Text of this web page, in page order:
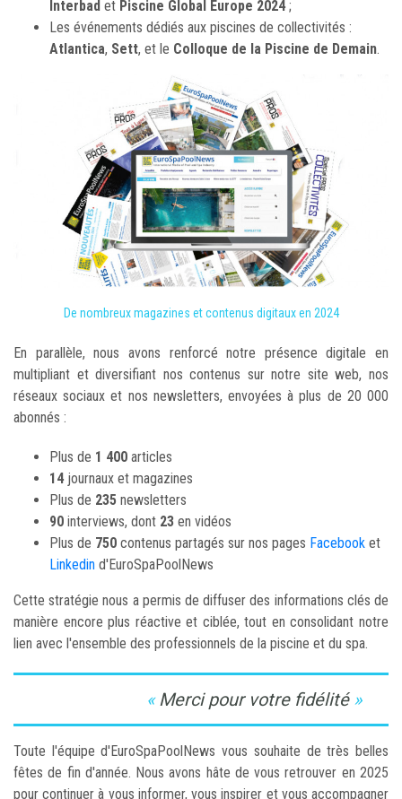
Interbad et Piscine Global Europe 2024;
Les événements dédiés aux piscines de collectivités :
Atlantica, Sett, et le Colloque de la Piscine de Demain
De nombreux magazines et contenus digitaux en 2024
En parallèle, nous avons renforcé notre présence digitale en
multipliant et diversifiant nos contenus sur notre site web, nos
réseaux sociaux et nos newsletters, envoyées à plus de 20 000
abonnés :
Plus de 1 400 articles
14journaux et magazines
Plus de 235 newsletters
90 interviews, dont 23 en vidéos
Plus de 750 contenus partagés sur nos pages Facebook et
Linkedin d'EuroSpaPoolNews
Cette stratégie nous a permis de diffuser des informations clés de
manière encore plus réactive et ciblée, tout en consolidant notre
lien avec l'ensemble des professionnels de la piscine et du spa.
Merci pour votre fidélité
Toute l'équipe d'EuroSpaPoolNews vous souhaite de très belles
fêtes de fin d'année. Nous avons hâte de vous retrouver en 2025
pour continuer à vous informer, vous inspirer et vous accompagner